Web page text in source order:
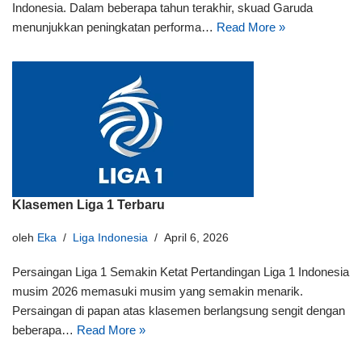
Indonesia. Dalam beberapa tahun terakhir, skuad Garuda
menunjukkan peningkatan performa… Read More »
Klasemen Liga 1 Terbaru
oleh Eka Liga Indonesia April 6, 2026
Persaingan Liga 1 Semakin Ketat Pertandingan Liga 1 Indonesia
musim 2026 memasuki musim yang semakin menarik.
Persaingan di papan atas klasemen berlangsung sengit dengan
beberapa… Read More »